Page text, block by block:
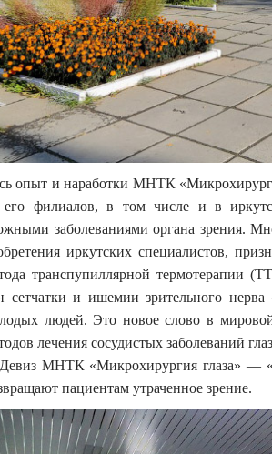
опыт и наработки МНТК
его филиалов, в том числе и в
заболеваниями органа зрения.
иркутских специалистов,
транспупиллярной термотерапии
сетчатки и ишемии зрительного
людей. Это новое слово в
лечения сосудистых заболеваний
МНТК «Микрохирургия глаза» —
пациентам утраченное зрение.